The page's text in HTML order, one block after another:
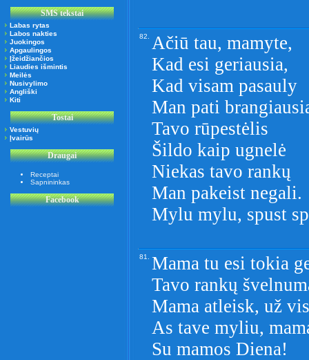
SMS tekstai
Labas rytas
Labos nakties
Juokingos
Apgaulingos
Įžeidžiančios
Liaudies išmintis
Meilės
Nusivylimo
Angliški
Kiti
Tostai
Vestuvių
Įvairūs
Draugai
Receptai
Sapnininkas
Facebook
82. Ačiū tau, mamyte,
Kad esi geriausia,
Kad visam pasauly
Man pati
Tavo rūpestėlis
Šildo kaip ugnelė
Niekas tavo rankų
Man pakeist negali.
Mylu mylu, spust
81. Mama tu esi tokia
Tavo rankų
Mama atleisk, už
As tave myliu,
Su mamos Diena!